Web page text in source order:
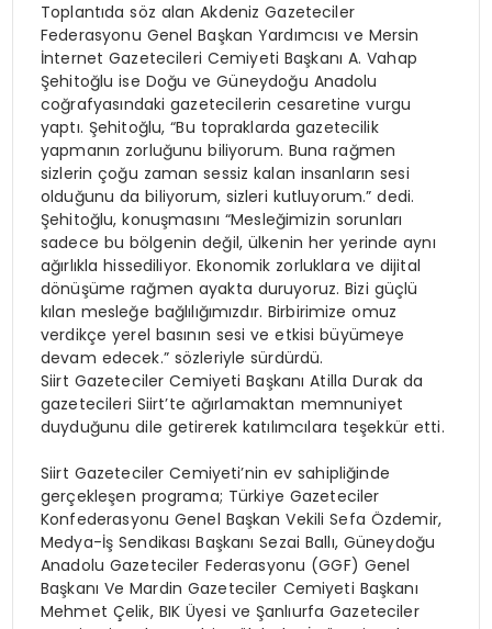
Toplantıda söz alan Akdeniz Gazeteciler
Federasyonu Genel Başkan Yardımcısı ve Mersin
İnternet Gazetecileri Cemiyeti Başkanı A. Vahap
Şehitoğlu ise Doğu ve Güneydoğu Anadolu
coğrafyasındaki gazetecilerin cesaretine vurgu
yaptı. Şehitoğlu, “Bu topraklarda gazetecilik
yapmanın zorluğunu biliyorum. Buna rağmen
sizlerin çoğu zaman sessiz kalan insanların sesi
olduğunu da biliyorum, sizleri kutluyorum.” dedi.
Şehitoğlu, konuşmasını “Mesleğimizin sorunları
sadece bu bölgenin değil, ülkenin her yerinde aynı
ağırlıkla hissediliyor. Ekonomik zorluklara ve dijital
dönüşüme rağmen ayakta duruyoruz. Bizi güçlü
kılan mesleğe bağlılığımızdır. Birbirimize omuz
verdikçe yerel basının sesi ve etkisi büyümeye
devam edecek.” sözleriyle sürdürdü.
Siirt Gazeteciler Cemiyeti Başkanı Atilla Durak da
gazetecileri Siirt’te ağırlamaktan memnuniyet
duyduğunu dile getirerek katılımcılara teşekkür etti.
Siirt Gazeteciler Cemiyeti’nin ev sahipliğinde
gerçekleşen programa; Türkiye Gazeteciler
Konfederasyonu Genel Başkan Vekili Sefa Özdemir,
Medya-İş Sendikası Başkanı Sezai Ballı, Güneydoğu
Anadolu Gazeteciler Federasyonu (GGF) Genel
Başkanı Ve Mardin Gazeteciler Cemiyeti Başkanı
Mehmet Çelik, BIK Üyesi ve Şanlıurfa Gazeteciler